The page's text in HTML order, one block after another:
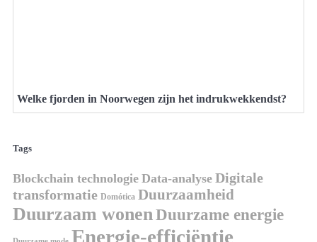
Welke fjorden in Noorwegen zijn het indrukwekkendst?
Tags
Blockchain technologie Data-analyse Digitale
transformatie Domótica Duurzaamheid
Duurzaam wonenDuurzame energie
Energie-efficiëntie